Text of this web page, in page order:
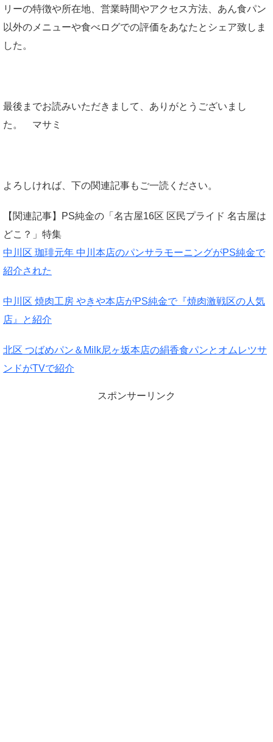
リーの特徴や所在地、営業時間やアクセス方法、あん食パン
以外のメニューや食べログでの評価をあなたとシェア致しま
した。
最後までお読みいただきまして、ありがとうございまし
た。 マサミ
よろしければ、下の関連記事もご一読ください。
【関連記事】PS純金の「名古屋16区 区民プライド 名古屋は
どこ？」特集
中川区 珈琲元年 中川本店のパンサラモーニングがPS純金で
紹介された
中川区 焼肉工房 やきや本店がPS純金で『焼肉激戦区の人気
店』と紹介
北区 つばめパン＆Milk尼ヶ坂本店の絹香食パンとオムレツサ
ンドがTVで紹介
スポンサーリンク